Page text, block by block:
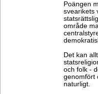
Poängen
svearikets
område
Det kan
och folk -
genomfört
naturligt.